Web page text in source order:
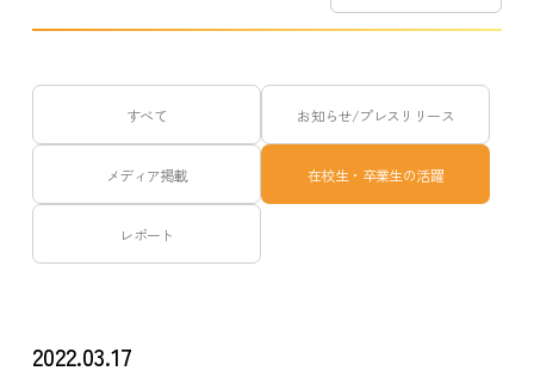
すべて お知らせ/プレスリリース
メディア掲載 在校生・卒業生の活躍
レポート
2022.03.17